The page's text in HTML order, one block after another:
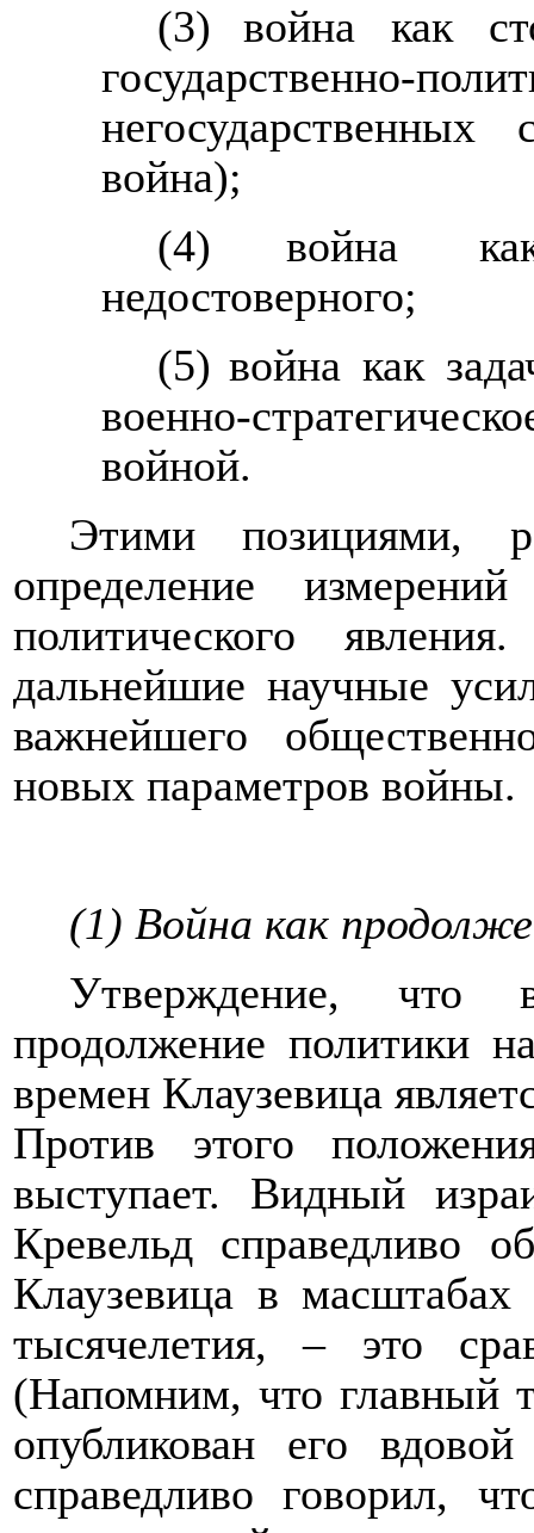
(3)
война как
государственно-
война);
(4)
война
недостоверного;
(5) война как
военно-
войной.
Этими позициями,
определение
политического
дальнейшие научные
важнейшего
новых параметров войны.
(1) Война как
Утверждение, что
продолжение политики
времен Клаузевица
Против этого
выступает. Видный
Кревельд справедливо
Клаузевица в
тысячелетия, – это
(Напомним, что главный
опубликован его
справедливо говорил,